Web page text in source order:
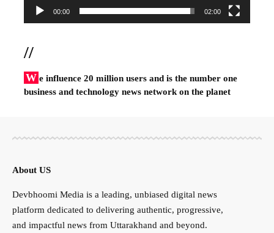
00:00 02:00
//
W e influence 20 million users and is the number one
business and technology news network on the planet
About US
Devbhoomi Media is a leading, unbiased digital news
platform dedicated to delivering authentic, progressive,
and impactful news from Uttarakhand and beyond.